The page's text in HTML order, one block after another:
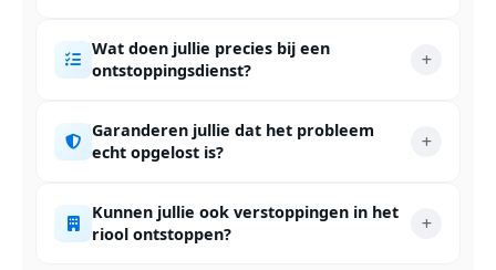
Wat doen jullie precies bij een
ontstoppingsdienst?
Garanderen jullie dat het probleem
echt opgelost is?
Kunnen jullie ook verstoppingen in het
riool ontstoppen?